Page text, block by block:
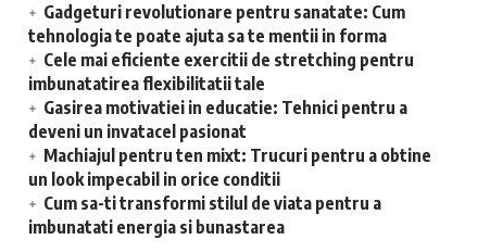
Gadgeturi revolutionare pentru sanatate: Cum
tehnologia te poate ajuta sa te mentii in forma
Cele mai eficiente exercitii de stretching pentru
imbunatatirea flexibilitatii tale
Gasirea motivatiei in educatie: Tehnici pentru a
deveni un invatacel pasionat
Machiajul pentru ten mixt: Trucuri pentru a obtine
un look impecabil in orice conditii
Cum sa-ti transformi stilul de viata pentru a
imbunatati energia si bunastarea